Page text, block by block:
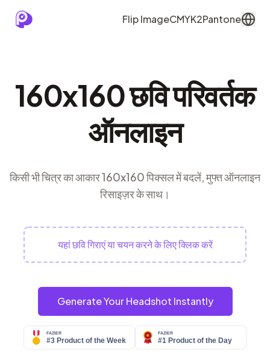
Flip ImageCMYK2Pantone
160x160 छवि परिवर्तक
ऑनलाइन
किसी भी चित्र का आकार 160x160 पिक्सल में बदलें, मुफ्त ऑनलाइन
रिसाइज़र के साथ।
यहां छवि गिराएं या चयन करने के लिए क्लिक करें
Generate Your Headshot Instantly